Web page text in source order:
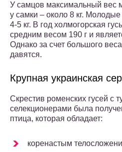
У самцов максимальный вес
у самки – около 8 кг. Молодые
4-5 кг. В год холмогорская
средним весом 190 г и
Однако за счет большого
давятся.
Крупная украинская
Скрестив роменских гусей с
селекционерами была
птица, которая обладает:
коренастым